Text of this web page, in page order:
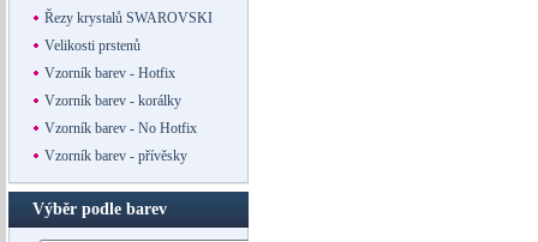
Řezy krystalů SWAROVSKI
Velikosti prstenů
Vzorník barev - Hotfix
Vzorník barev - korálky
Vzorník barev - No Hotfix
Vzorník barev - přívěsky
Výběr podle barev